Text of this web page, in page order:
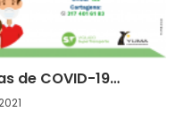
de COVID-19…